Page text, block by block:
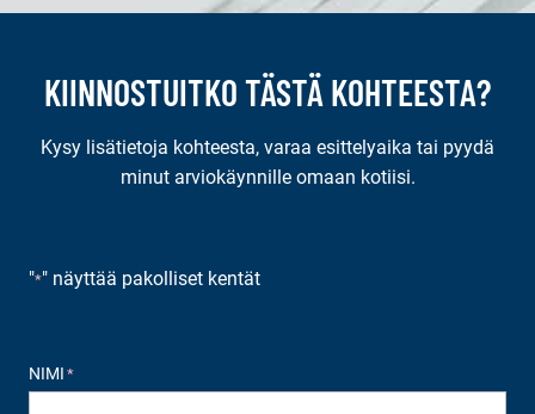
KIINNOSTUITKO TÄSTÄ KOHTEESTA?
Kysy lisätietoja kohteesta, varaa esittelyaika tai pyydä
minut arviokäynnille omaan kotiisi.
"*" näyttää pakolliset kentät
NIMI *